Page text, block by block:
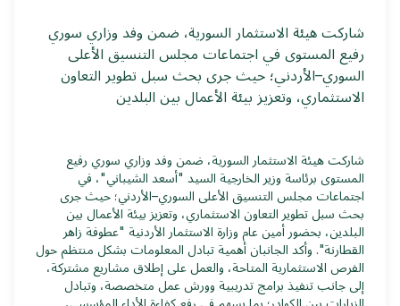
شاركت هيئة الاستثمار السورية، ضمن وفد وزاري سوري
رفيع المستوى في اجتماعات مجلس التنسيق الأعلى
السوري–الأردني؛ حيث جرى بحث سبل تطوير التعاون
الاستثماري، وتعزيز بيئة الأعمال بين البلدين
شاركت هيئة الاستثمار السورية، ضمن وفد وزاري سوري رفيع
المستوى برئاسة وزير الخارجية السيد "أسعد الشيباني"، في
اجتماعات مجلس التنسيق الأعلى السوري–الأردني؛ حيث جرى
بحث سبل تطوير التعاون الاستثماري، وتعزيز بيئة الأعمال بين
البلدين، بحضور أمين عام وزارة الاستثمار الأردنية "عطوفة زاهر
القطارنة". وأكد الجانبان أهمية تبادل المعلومات بشكل منتظم حول
الفرص الاستثمارية المتاحة، والعمل على إطلاق مشاريع مشتركة،
إلى جانب تنفيذ برامج تدريبية وورش عمل متخصصة، وتبادل
الزيارات بين الكوادر؛ بما يسهم في رفع كفاءة الأداء المؤسسي،